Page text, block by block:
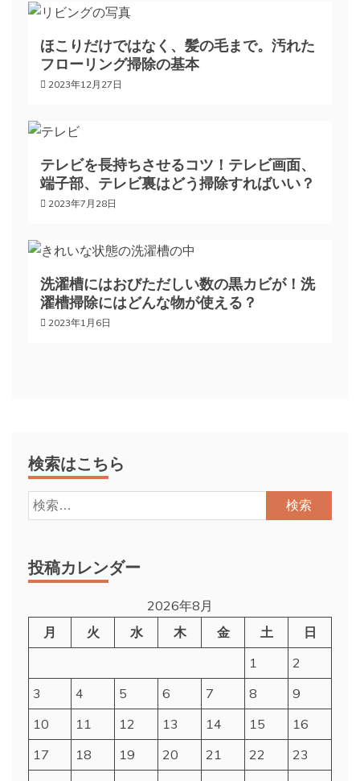
ゲ
ー
ョ
ン
ほこりだけではなく、髪の毛まで。汚れた
フローリング掃除の基本
2023年12月27日
テレビを長持ちさせるコツ！テレビ画面、
端子部、テレビ裏はどう掃除すればいい？
2023年7月28日
洗濯槽にはおびただしい数の黒カビが！洗
濯槽掃除にはどんな物が使える？
2023年1月6日
検索はこちら
検
索:
投稿カレンダー
2026年8月
月
火 水 木 金 土
日
1
2
3
4 5 6 7 8
9
10
11 12 13 14 15
16
17
18 19 20 21 22
23